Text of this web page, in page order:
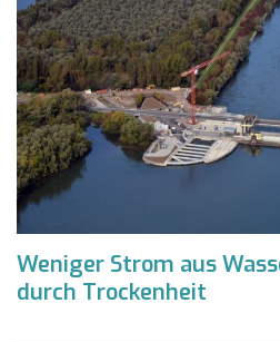
Weniger Strom aus
durch Trockenheit